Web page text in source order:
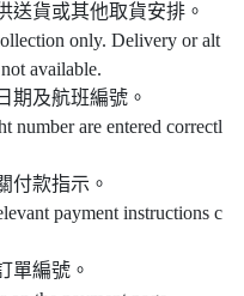
送貨或其他取貨安排。
only. Delivery or alt
available.
期及航班編號。
number are entered correctl
付款指示。
payment instructions c
單編號。